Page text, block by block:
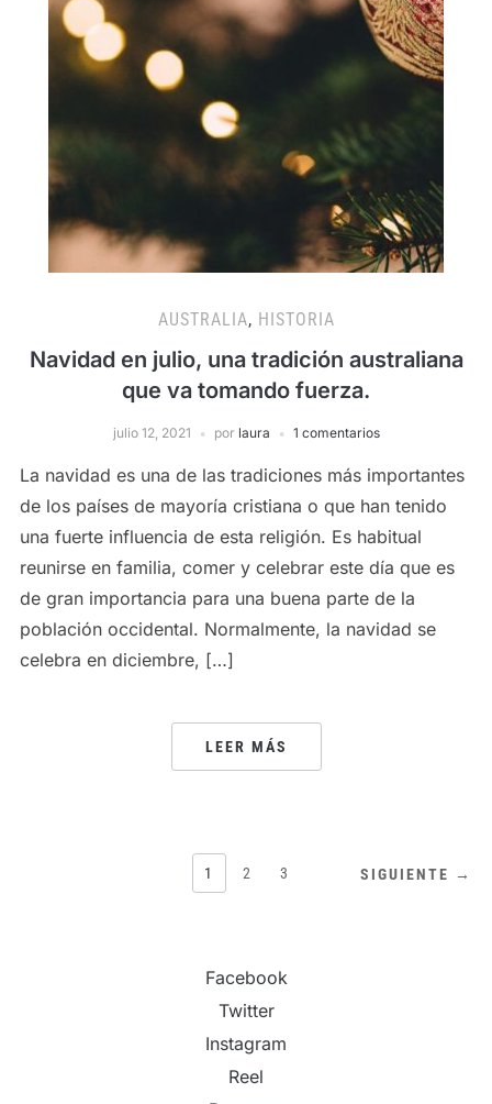
Facebook
Twitter
Instagram
Reel
AUSTRALIA, HISTORIA
Navidad en julio, una tradición australiana
que va tomando fuerza.
julio 12, 2021 por laura 1 comentarios
La navidad es una de las tradiciones más importantes
de los países de mayoría cristiana o que han tenido
una fuerte influencia de esta religión. Es habitual
reunirse en familia, comer y celebrar este día que es
de gran importancia para una buena parte de la
población occidental. Normalmente, la navidad se
celebra en diciembre, […]
LEER MÁS
1 2 3 SIGUIENTE →